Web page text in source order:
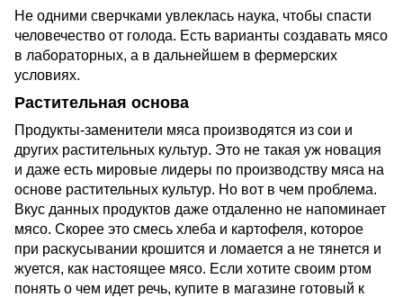
Не одними сверчками увлеклась наука, чтобы спасти
человечество от голода. Есть варианты создавать мясо
в лабораторных, а в дальнейшем в фермерских
условиях.
Растительная основа
Продукты-заменители мяса производятся из сои и
других растительных культур. Это не такая уж новация
и даже есть мировые лидеры по производству мяса на
основе растительных культур. Но вот в чем проблема.
Вкус данных продуктов даже отдаленно не напоминает
мясо. Скорее это смесь хлеба и картофеля, которое
при раскусывании крошится и ломается а не тянется и
жуется, как настоящее мясо. Если хотите своим ртом
понять о чем идет речь, купите в магазине готовый к